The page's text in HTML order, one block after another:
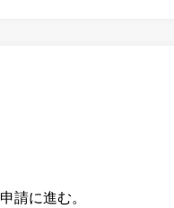
請に進む。